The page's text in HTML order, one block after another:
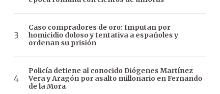
Caso compradores de oro: Imputan por
homicidio doloso y tentativa a españoles y
ordenan su prisión
Policía detiene al conocido Diógenes Martínez
Vera y Aragón por asalto millonario en Fernando
de la Mora